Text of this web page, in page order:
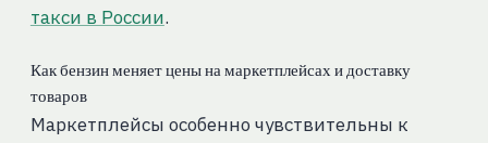
такси в России.
Как бензин меняет цены на маркетплейсах и доставку
товаров
Маркетплейсы особенно чувствительны к